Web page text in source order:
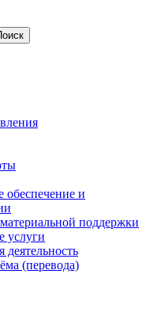
обеспечение и
поддержки
услуги
деятельность
(перевода)